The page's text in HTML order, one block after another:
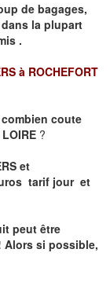
de bagages,
la plupart
.
à ROCHEFORT
combien coute
?
et
tarif jour et
peut être
Alors si possible,